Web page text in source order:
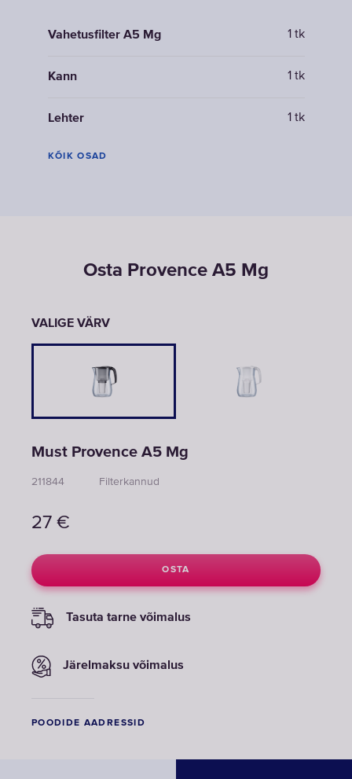
Vahetusfilter A5 Mg 1 tk
Kann 1 tk
Lehter 1 tk
KÕIK OSAD
Osta Provence A5 Mg
VALIGE VÄRV
Must Provence A5 Mg
211844 Filterkannud
27 €
OSTA
Tasuta tarne võimalus
Järelmaksu võimalus
POODIDE AADRESSID